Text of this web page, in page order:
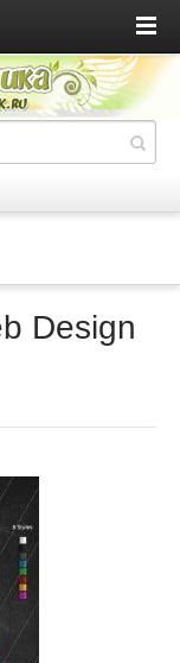
Design